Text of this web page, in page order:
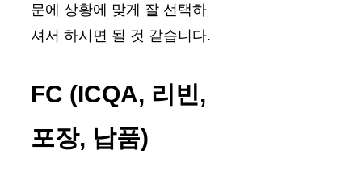
문에 상황에 맞게 잘 선택하
셔서 하시면 될 것 같습니다.
FC (ICQA, 리빈,
포장, 납품)